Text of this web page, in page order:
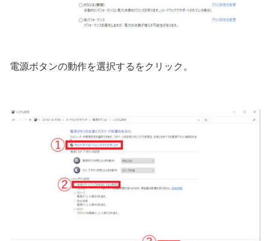
電源ボタンの動作を選択するをクリック。